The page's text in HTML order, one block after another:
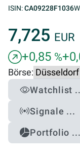
ISIN:CA09228F1036
7,725 EUR
+0,85 %
Börse:
Watchlist
Signale ...
Portfolio ...